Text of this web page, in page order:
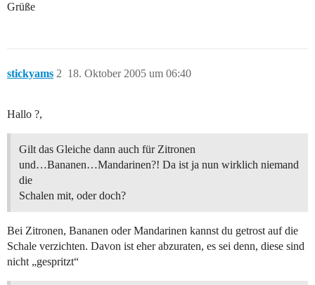
Grüße
stickyams 18. Oktober 2005 um 06:40
2
Hallo ?,
Gilt das Gleiche dann auch für Zitronen
und…Bananen…Mandarinen?! Da ist ja nun wirklich niemand
die
Schalen mit, oder doch?
Bei Zitronen, Bananen oder Mandarinen kannst du getrost auf die
Schale verzichten. Davon ist eher abzuraten, es sei denn, diese sind
nicht „gespritzt“